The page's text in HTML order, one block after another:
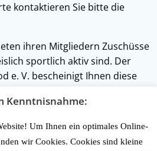
kontaktieren Sie bitte die
ihren Mitgliedern Zuschüsse
sportlich aktiv sind. Der
e. V. bescheinigt Ihnen diese
dafür bitte die Sportwartin.
Kenntnisnahme:
Um Ihnen ein optimales Online-
wir Cookies. Cookies sind kleine